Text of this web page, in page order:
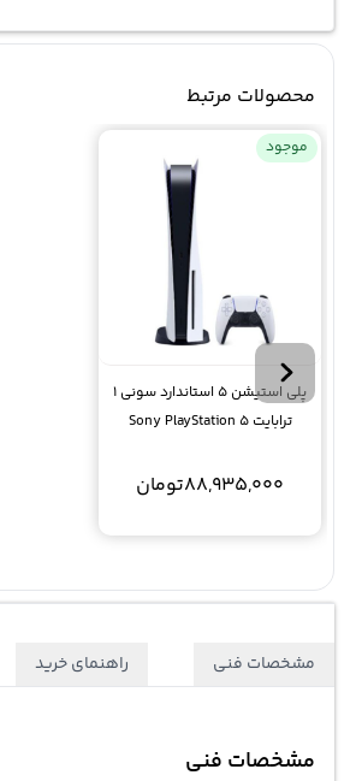
محصولات مرتبط
موجود
پلی استیشن 5 استاندارد سونی 1
ترابایت Sony PlayStation 5
88,935,000تومان
مشخصات فنی راهنمای خرید
مشخصات فنی